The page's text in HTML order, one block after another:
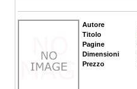
Autore
Titolo
Pagine
Dimensioni
Prezzo